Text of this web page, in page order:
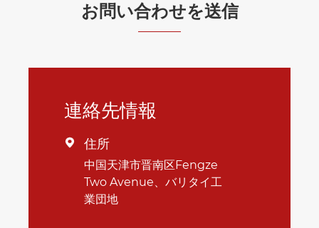
お問い合わせを送信
連絡先情報
 住所
中国天津市晋南区Fengze
Two Avenue、バリタイ工
業団地